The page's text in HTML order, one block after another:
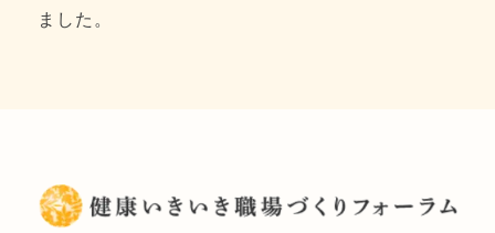
ました。